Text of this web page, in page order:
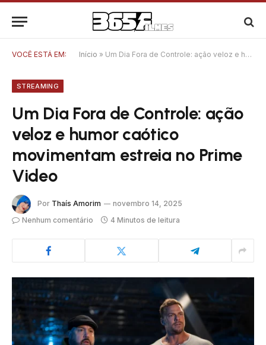
VOCÊ ESTÁ EM: Início » Um Dia Fora de Controle: ação veloz e humor caótico movimentam estreia no Prime Video
STREAMING
Um Dia Fora de Controle: ação
veloz e humor caótico
movimentam estreia no Prime
Video
Por Thaís Amorim
novembro 14, 2025
Nenhum comentário
4 Minutos de leitura